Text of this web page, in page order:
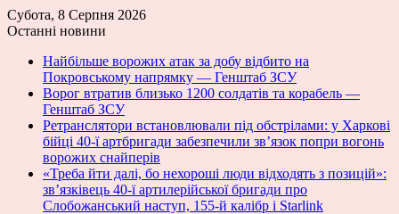
Субота, 8 Серпня 2026
Останні новини
Найбільше ворожих атак за добу відбито на
Покровському напрямку — Генштаб ЗСУ
Ворог втратив близько 1200 солдатів та корабель —
Генштаб ЗСУ
Ретранслятори встановлювали під обстрілами: у Харкові
бійці 40-ї артбригади забезпечили зв’язок попри вогонь
ворожих снайперів
«Треба йти далі, бо нехороші люди відходять з позицій»:
зв’язківець 40-ї артилерійської бригади про
Слобожанський наступ, 155-й калібр і Starlink